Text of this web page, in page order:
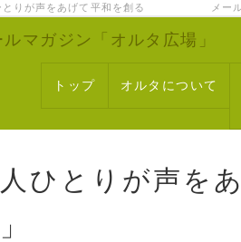
とりが声をあげて平和を創る メールマ
ルマガジン「オルタ広場」
トップ オルタについて
ひとりが声を